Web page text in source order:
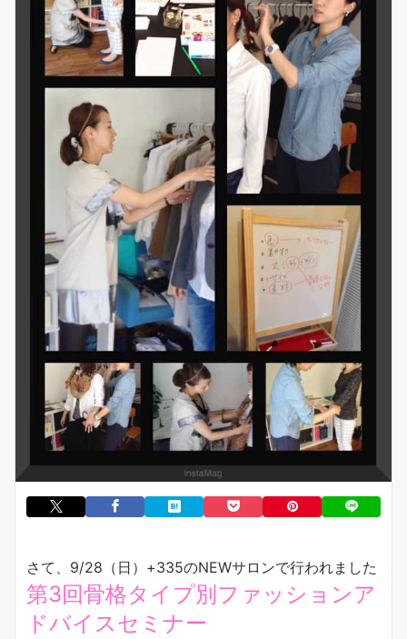
さて、9/28（日）+335のNEWサロンで行われました
第3回骨格タイプ別ファッションア
ドバイスセミナー